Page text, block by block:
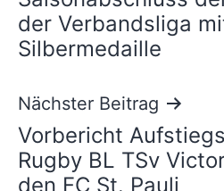
der Verbandsliga
Silbermedaille
Nächster Beitrag
Vorbericht
Rugby BL TSv
den FC St. Pauli